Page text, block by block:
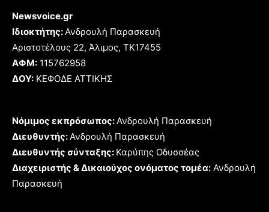
Newsvoice.gr
Ιδιοκτήτης: Ανδρουλή Παρασκευή
Αριστοτέλους 22, Άλιμος, TK17455
ΑΦΜ: 115762958
ΔΟΥ: ΚΕΦΟΔΕ ΑΤΤΙΚΗΣ
Νόμιμος εκπρόσωπος: Ανδρουλή Παρασκευή
Διευθυντής: Ανδρουλή Παρασκευή
Διευθυντής σύνταξης: Καρύπης Οδυσσέας
Διαχειριστής & Δικαιούχος ονόματος τομέα: Ανδρουλή
Παρασκευή